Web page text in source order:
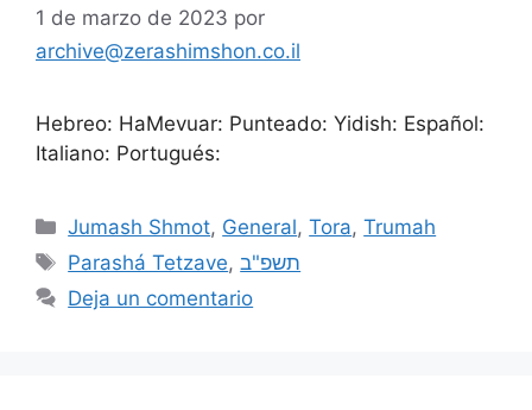
1 de marzo de 2023 por
archive@zerashimshon.co.il
Hebreo: HaMevuar: Punteado: Yidish: Español:
Italiano: Portugués:
Jumash Shmot, General,Tora,Trumah
Parashá Tetzave,תשפ"ב
Deja un comentario